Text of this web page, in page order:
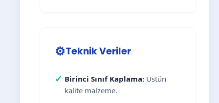
⚙️Teknik Veriler
✓ Birinci Sınıf Kaplama: Üstün
kalite malzeme.